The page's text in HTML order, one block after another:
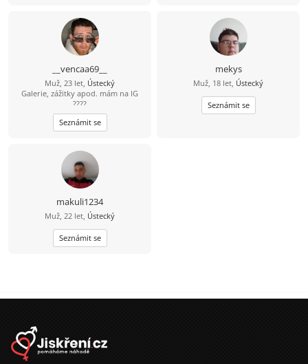
__vencaa69__
Muž, 23 let, Ústecký
Galerie, zážitky apod. mám na IG
????
Seznámit se
mekys
Muž, 18 let, Ústecký
Seznámit se
makuli1234
Muž, 22 let, Ústecký
Seznámit se